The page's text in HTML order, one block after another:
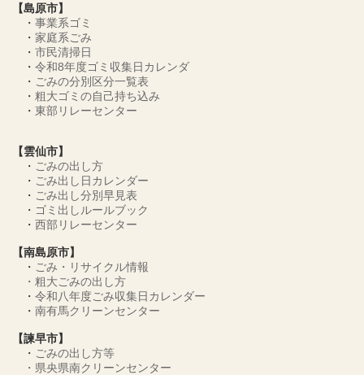
【島原市】
・ 事業系ゴミ
・ 家庭系ごみ
・ 市民清掃日
・ 令和8年度ゴミ収集日カレンダ
・ ごみの分別区分一覧表
・ 粗大ゴミの自己持ち込み
・ 東部リレーセンター
【雲仙市】
・ ごみの出し方
・ ごみ出し日カレンダー
・ ごみ出し分別早見表
・ ゴミ出しルールブック
・ 西部リレーセンター
【南島原市】
・ ごみ・リサイクル情報
・ 粗大ごみの出し方
・ 令和八年度ごみ収集日カレンダー
・ 南有馬クリーンセンター
【諫早市】
・ ごみの出し方等
・ 県央県南クリーンセンター